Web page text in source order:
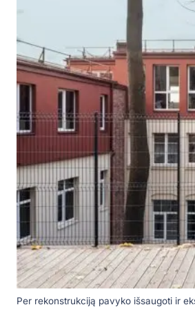
Per rekonstrukciją pavyko išsaugoti ir